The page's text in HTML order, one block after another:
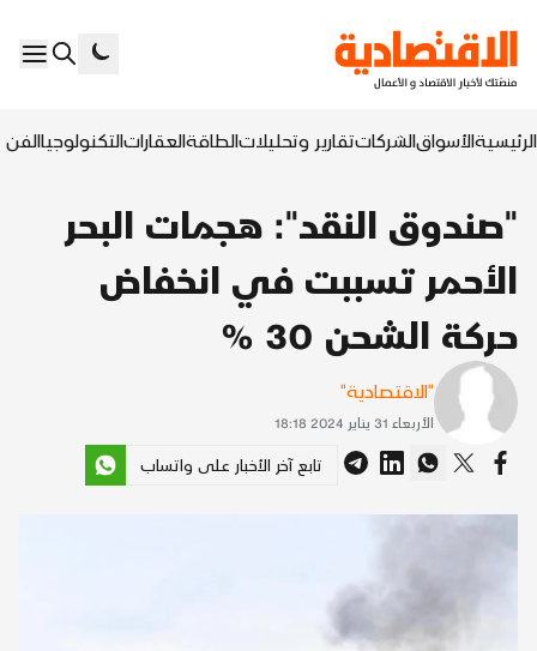
الرئيسيةالأسواقالشركاتتقارير وتحليلاتالطاقةالعقاراتالتكنولوجياالفن
"صندوق النقد": هجمات البحر
الأحمر تسببت في انخفاض
حركة الشحن 30 %
"الاقتصادية"
الأربعاء 31 يناير 2024 18:18
تابع آخر الأخبار على واتساب